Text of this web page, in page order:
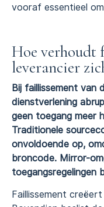
vooraf essentieel
Hoe verhoudt
leverancier
Bij faillissement van
dienstverlening
geen toegang meer
Traditionele
onvoldoende op,
broncode. Mirror-
toegangsregelingen
Faillissement